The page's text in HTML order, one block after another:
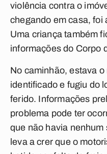
violência contra o
chegando em casa, foi
Uma criança também
informações do Corpo
No caminhão, estava
identificado e fugiu do
ferido. Informações
problema pode ter
que não havia
leva a crer que o